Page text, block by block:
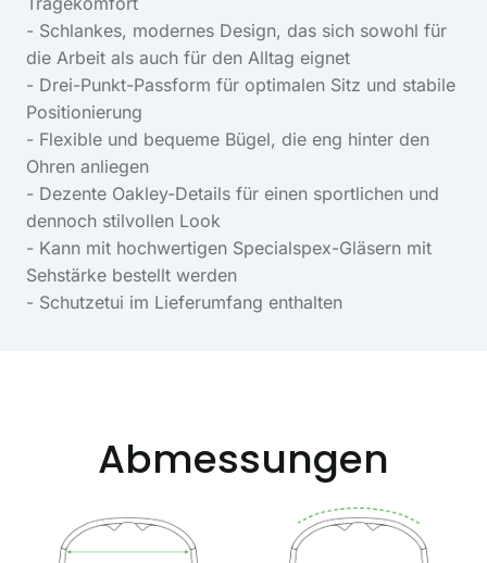
- Schlankes, modernes Design, das sich sowohl für
die Arbeit als auch für den Alltag eignet
- Drei-Punkt-Passform für optimalen Sitz und stabile
Positionierung
- Flexible und bequeme Bügel, die eng hinter den
Ohren anliegen
- Dezente Oakley-Details für einen sportlichen und
dennoch stilvollen Look
- Kann mit hochwertigen Specialspex-Gläsern mit
Sehstärke bestellt werden
- Schutzetui im Lieferumfang enthalten
Abmessungen